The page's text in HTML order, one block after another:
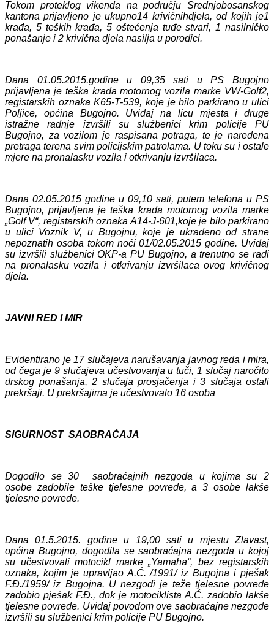
Tokom proteklog vikenda na području Srednjobosanskog
kantona prijavljeno je ukupno14 krivičnihdjela, od kojih je1
krađa, 5 teških krađa, 5 oštećenja tuđe stvari, 1 nasilničko
ponašanje i 2 krivična djela nasilja u porodici.
Dana 01.05.2015.godine u 09,35 sati u PS Bugojno
prijavljena je teška krađa motornog vozila marke VW-Golf2,
registarskih oznaka K65-T-539, koje je bilo parkirano u ulici
Poljice, općina Bugojno. Uviđaj na licu mjesta i druge
istražne radnje izvršili su službenici krim policije PU
Bugojno, za vozilom je raspisana potraga, te je naređena
pretraga terena svim policijskim patrolama. U toku su i ostale
mjere na pronalasku vozila i otkrivanju izvršilaca.
Dana 02.05.2015 godine u 09,10 sati, putem telefona u PS
Bugojno, prijavljena je teška krađa motornog vozila marke
„Golf V“, registarskih oznaka A14-J-601,koje je bilo parkirano
u ulici Voznik V, u Bugojnu, koje je ukradeno od strane
nepoznatih osoba tokom noći 01/02.05.2015 godine. Uviđaj
su izvršili službenici OKP-a PU Bugojno, a trenutno se radi
na pronalasku vozila i otkrivanju izvršilaca ovog krivičnog
djela.
JAVNI RED I MIR
Evidentirano je 17 slučajeva narušavanja javnog reda i mira,
od čega je 9 slučajeva učestvovanja u tuči, 1 slučaj naročito
drskog ponašanja, 2 slučaja prosjačenja i 3 slučaja ostali
prekršaji. U prekršajima je učestvovalo 16 osoba
SIGURNOST SAOBRAĆAJA
Dogodilo se 30 saobraćajnih nezgoda u kojima su 2
osobe zadobile teške tjelesne povrede, a 3 osobe lakše
tjelesne povrede.
Dana 01.5.2015. godine u 19,00 sati u mjestu Zlavast,
općina Bugojno, dogodila se saobraćajna nezgoda u kojoj
su učestvovali motocikl marke „Yamaha“, bez registarskih
oznaka, kojim je upravljao A.Ć. /1991/ iz Bugojna i pješak
F.Đ./1959/ iz Bugojna. U nezgodi je teže tjelesne povrede
zadobio pješak F.Đ., dok je motociklista A.Ć. zadobio lakše
tjelesne povrede. Uviđaj povodom ove saobraćajne nezgode
izvršili su službenici krim policije PU Bugojno.